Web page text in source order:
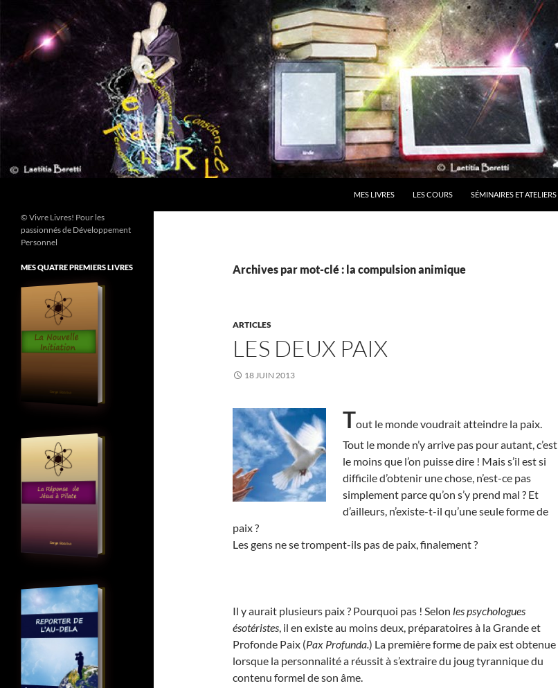
contenu
MES LIVRES LES COURS SÉMINAIRES ET ATELIERS
Archives par mot-clé : la compulsion animique
ARTICLES
LES DEUX PAIX
18 JUIN 2013
Tout le monde voudrait atteindre la paix.
Tout le monde n’y arrive pas pour autant, c’est
le moins que l’on puisse dire ! Mais s’il est si
difficile d’obtenir une chose, n’est-ce pas
simplement parce qu’on s’y prend mal ? Et
d’ailleurs, n’existe-t-il qu’une seule forme de
paix ?
Les gens ne se trompent-ils pas de paix, finalement ?
Il y aurait plusieurs paix ? Pourquoi pas ! Selon les psychologues
ésotéristes, il en existe au moins deux, préparatoires à la Grande et
Profonde Paix (Pax Profunda.) La première forme de paix est obtenue
lorsque la personnalité a réussit à s’extraire du joug tyrannique du
contenu formel de son âme.
© Vivre Livres! Pour les
passionnés de Développement
Personnel
MES QUATRE PREMIERS LIVRES